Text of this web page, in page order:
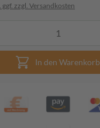
zzgl. Versandkosten
In den Warenkorb